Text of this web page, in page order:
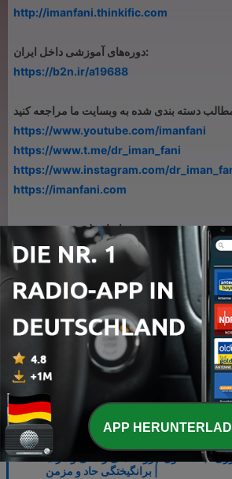
http://imanfani.thinkific.com
دوره‌های آموزشی داخل ایران:
https://b2n.ir/a19688
https://www.youtube.com/imanfani
https://www.t.me/dr_iman_fani
https://www.instagram.com/
https://imanfani.com
«تا جان تلخت خوش شود»
Hosted on Acast. Seeacast.com/privacy
00:00
Folgen
399 - جلسه اول: پروسه‌های زندگی و مرگ
| برانگیختگی حاد و مزمن
APP